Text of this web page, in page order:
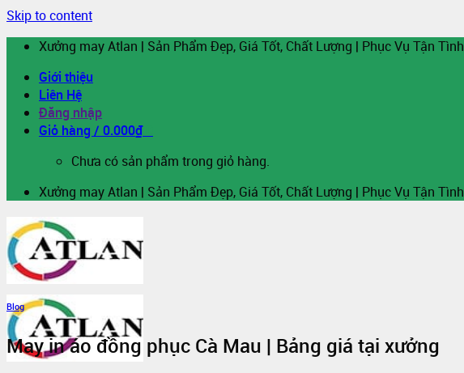
Skip to content
Xưởng may Atlan | Sản Phẩm Đẹp, Giá Tốt, Chất Lượng | Phục Vụ Tận Tình
Giới thiệu
Liên Hệ
Đăng nhập
Giỏ hàng / 0.000₫
Chưa có sản phẩm trong giỏ hàng.
Xưởng may Atlan | Sản Phẩm Đẹp, Giá Tốt, Chất Lượng | Phục Vụ Tận Tình
Blog
May in áo đồng phục Cà Mau | Bảng giá tại xưởng